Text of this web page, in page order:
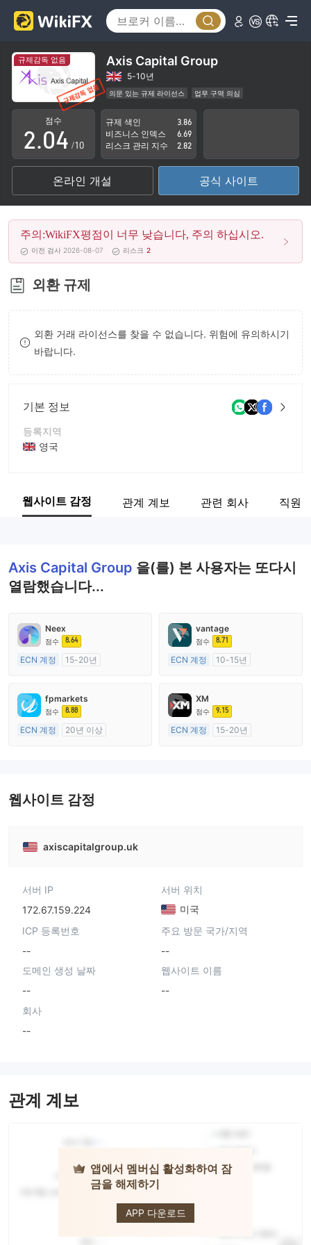
규제감독 없음 Axis Capital Group
5-10년
의문 있는 규제 라이선스
업무 구역 의심
잠재적 위험성이 높음
점수
0
1
2
3
4
5
6
7
8
9
.0
1
2
3
4
5
6
7
8
0
1
2
3
4
5
6
7
8
9
/10
규제 색인
3.86
비즈니스 인덱스
6.69
리스크 관리 지수
2.82
온라인 개설 공식 사이트
주의:WikiFX평점이 너무 낮습니다, 주의 하십시오.
이전 검사 2026-08-07 리스크 2
외환 규제
외환 거래 라이선스를 찾을 수 없습니다. 위험에 유의하시기
바랍니다.
기본 정보
등록지역
영국
회사 전체 이름
웹사이트 감정 관계 계보 관련 회사 직원
Axis Capital Group 을(를) 본 사용자는 또다시
열람했습니다...
Neex
점수 8.64
ECN 계정
15-20년
외환 거래 라이선스 (MM)
마스터 레이블 MT4
vantage
점수 8.71
ECN 계정
10-15년
외환 거래 라이선스 (MM)
마스터 레이블 MT4
fpmarkets
점수 8.88
ECN 계정
20년 이상
XM
점수 9.15
ECN 계정
15-20년
웹사이트 감정
axiscapitalgroup.uk
서버 IP
172.67.159.224
서버 위치
미국
ICP 등록번호
--
주요 방문 국가/지역
--
도메인 생성 날짜
--
웹사이트 이름
--
회사
--
관계 계보
앱에서 멤버십 활성화하여 잠
금을 해제하기
APP 다운로드
Axis Capital